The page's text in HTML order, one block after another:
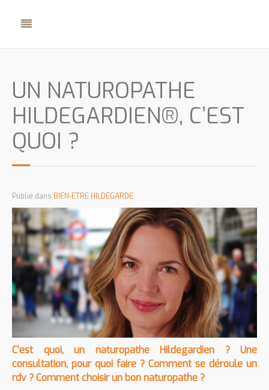
UN NATUROPATHE
HILDEGARDIEN®, C’EST
QUOI ?
Publié dans BIEN-ETRE HILDEGARDE
C’est quoi, un naturopathe Hildegardien ? Une
consultation, pour quoi faire ? Comment se déroule un
rdv ? Comment choisir un bon naturopathe ?